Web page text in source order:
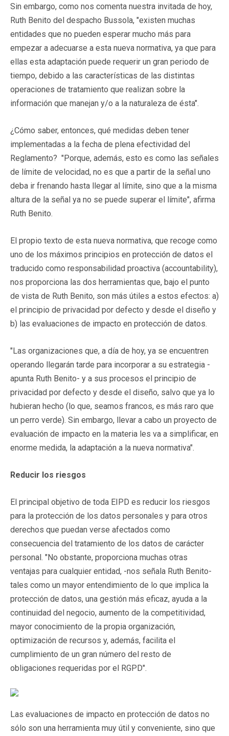
Sin embargo, como nos comenta nuestra invitada de hoy,
Ruth Benito del despacho Bussola, "existen muchas
entidades que no pueden esperar mucho más para
empezar a adecuarse a esta nueva normativa, ya que para
ellas esta adaptación puede requerir un gran periodo de
tiempo, debido a las características de las distintas
operaciones de tratamiento que realizan sobre la
información que manejan y/o a la naturaleza de ésta".
¿Cómo saber, entonces, qué medidas deben tener
implementadas a la fecha de plena efectividad del
Reglamento? "Porque, además, esto es como las señales
de límite de velocidad, no es que a partir de la señal uno
deba ir frenando hasta llegar al límite, sino que a la misma
altura de la señal ya no se puede superar el límite", afirma
Ruth Benito.
El propio texto de esta nueva normativa, que recoge como
uno de los máximos principios en protección de datos el
traducido como responsabilidad proactiva (accountability),
nos proporciona las dos herramientas que, bajo el punto
de vista de Ruth Benito, son más útiles a estos efectos: a)
el principio de privacidad por defecto y desde el diseño y
b) las evaluaciones de impacto en protección de datos.
"Las organizaciones que, a día de hoy, ya se encuentren
operando llegarán tarde para incorporar a su estrategia -
apunta Ruth Benito- y a sus procesos el principio de
privacidad por defecto y desde el diseño, salvo que ya lo
hubieran hecho (lo que, seamos francos, es más raro que
un perro verde). Sin embargo, llevar a cabo un proyecto de
evaluación de impacto en la materia les va a simplificar, en
enorme medida, la adaptación a la nueva normativa".
Reducir los riesgos
El principal objetivo de toda EIPD es reducir los riesgos
para la protección de los datos personales y para otros
derechos que puedan verse afectados como
consecuencia del tratamiento de los datos de carácter
personal. "No obstante, proporciona muchas otras
ventajas para cualquier entidad, -nos señala Ruth Benito-
tales como un mayor entendimiento de lo que implica la
protección de datos, una gestión más eficaz, ayuda a la
continuidad del negocio, aumento de la competitividad,
mayor conocimiento de la propia organización,
optimización de recursos y, además, facilita el
cumplimiento de un gran número del resto de
obligaciones requeridas por el RGPD".
Las evaluaciones de impacto en protección de datos no
sólo son una herramienta muy útil y conveniente, sino que